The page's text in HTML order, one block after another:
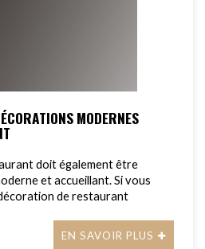
MODERNES
doit également être
et accueillant. Si vous
de restaurant
EN SAVOIR PLUS